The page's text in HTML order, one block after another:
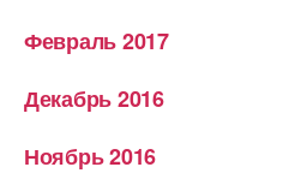
Февраль 2017
Декабрь 2016
Ноябрь 2016